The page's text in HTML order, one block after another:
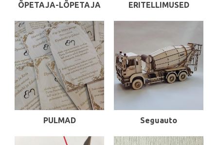
ÕPETAJA-LÕPETAJA ERITELLIMUSED
PULMAD Seguauto